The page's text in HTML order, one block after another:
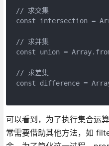
// 求交集
const intersection =
// 求并集
const union =
// 求差集
const difference =
可以看到，为了执行集合运
常需要借助其他方法，如